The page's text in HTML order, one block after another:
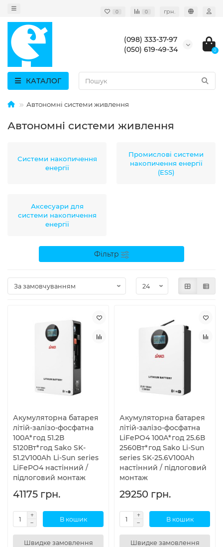
0 0 грн.
(098) 333-37-97
(050) 619-49-34
0
КАТАЛОГ
Автономні системи живлення
Автономні системи живлення
Системи накопичення
енергії
Промислові системи
накопичення енергії
(ESS)
Аксесуари для
системи накопичення
енергії
Фільтр
Акумуляторна батарея
літій-залізо-фосфатна
100А*год 51.2В
5120Вт*год Sako SK-
51.2V100Ah Li-Sun series
LiFePO4 настінний /
підлоговий монтаж
41175 грн.
В кошик
Швидке замовлення
Акумуляторна батарея
літій-залізо-фосфатна
LiFePO4 100А*год 25.6В
2560Вт*год Sako Li-Sun
series SK-25.6V100Ah
настінний / підлоговий
монтаж
29250 грн.
В кошик
Швидке замовлення